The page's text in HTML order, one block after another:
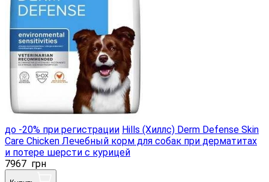
до -20% при регистрации Hills (Хиллс) Derm Defense Skin
Care Chicken Лечебный корм для собак при дерматитах
и потере шерсти с курицей
7967 грн